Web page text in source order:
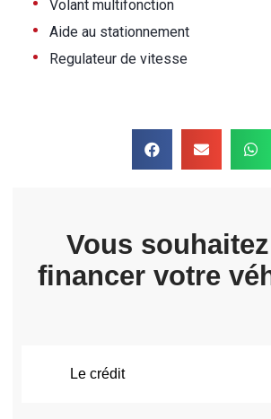
Volant multifonction
• Aide au stationnement
• Regulateur de vitesse
Vous
financer votre
Le crédit